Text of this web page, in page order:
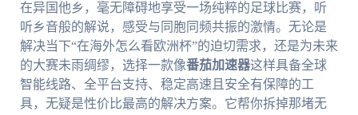
在异国他乡，毫无障碍地享受一场纯粹的足球比赛，听
听乡音般的解说，感受与同胞同频共振的激情。无论是
解决当下“在海外怎么看欧洲杯”的迫切需求，还是为未来
的大赛未雨绸缪，选择一款像番茄加速器这样具备全球
智能线路、全平台支持、稳定高速且安全有保障的工
具，无疑是性价比最高的解决方案。它帮你拆掉那堵无